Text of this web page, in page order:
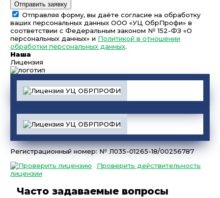
Отправить заявку
Отправляя форму, вы даёте согласие на обработку
ваших персональных данных ООО «УЦ ОбрПрофи» в
соответствии с Федеральным законом № 152-ФЗ «О
персональных данных» и Политикой в отношении
обработки персональных данных.
Наша
Лицензия
Регистрационный номер: № Л035-01265-18/00256787
Проверить действительность
лицензии
Часто задаваемые вопросы